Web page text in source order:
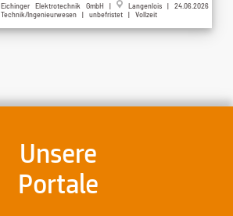
Eichinger Elektrotechnik GmbH |
Langenlois | 24.06.2026
Technik/Ingenieurwesen | unbefristet | Vollzeit
Unsere
Portale